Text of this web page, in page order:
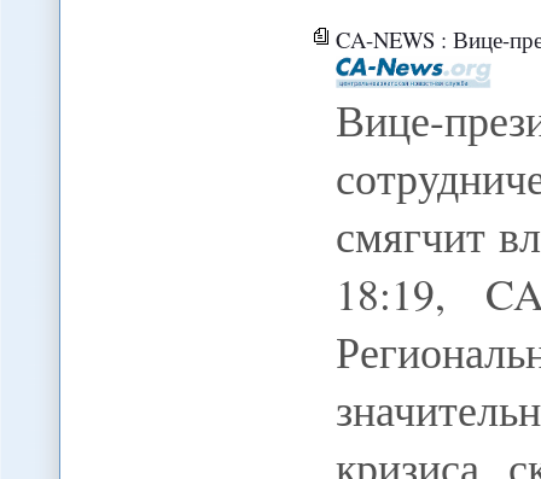
CA-NEWS : Вице-президент
Вице-
смягчит
18:19,
кризиса,